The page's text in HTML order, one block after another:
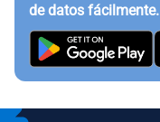
de datos fácilmente.